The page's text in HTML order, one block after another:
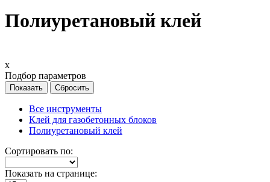
Полиуретановый клей
х
Подбор параметров
Все инструменты
Клей для газобетонных блоков
Полиуретановый клей
Сортировать по:
Показать на странице: